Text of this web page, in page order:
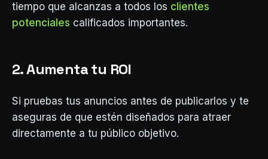
tiempo que alcanzas a todos los clientes
potenciales calificados importantes.
2. Aumenta tu ROI
Si pruebas tus anuncios antes de publicarlos y te
aseguras de que estén diseñados para atraer
directamente a tu público objetivo.